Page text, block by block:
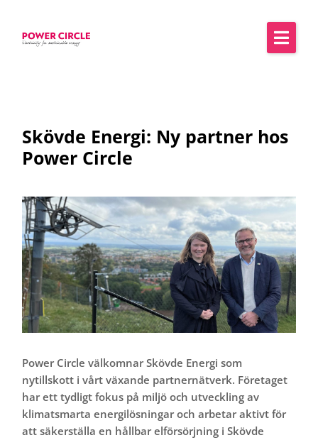
Skövde Energi: Ny partner hos
Power Circle
Power Circle välkomnar Skövde Energi som
nytillskott i vårt växande partnernätverk. Företaget
har ett tydligt fokus på miljö och utveckling av
klimatsmarta energilösningar och arbetar aktivt för
att säkerställa en hållbar elförsörjning i Skövde